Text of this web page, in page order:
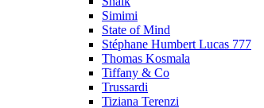
Simimi
State of Mind
Stéphane Humbert Lucas 777
Thomas Kosmala
Tiffany & Co
Trussardi
Tiziana Terenzi